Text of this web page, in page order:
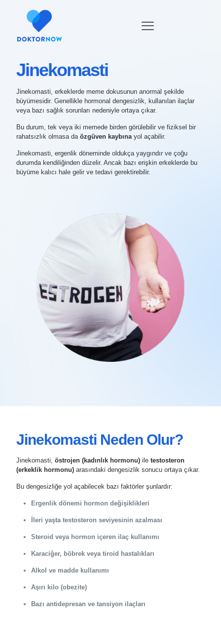
Jinekomasti
Jinekomasti, erkeklerde meme dokusunun anormal şekilde
büyümesidir. Genellikle hormonal dengesizlik, kullanılan ilaçlar
veya bazı sağlık sorunları nedeniyle ortaya çıkar.
Bu durum, tek veya iki memede birden görülebilir ve fiziksel bir
rahatsızlık olmasa da özgüven kaybınayol açabilir.
Jinekomasti, ergenlik döneminde oldukça yaygındır ve çoğu
durumda kendiliğinden düzelir. Ancak bazı erişkin erkeklerde bu
büyüme kalıcı hale gelir ve tedavi gerektirebilir.
Jinekomasti Neden Olur?
Jinekomasti, östrojen (kadınlık hormonu) ile testosteron
(erkeklik hormonu) arasındaki dengesizlik sonucu ortaya çıkar.
Bu dengesizliğe yol açabilecek bazı faktörler şunlardır:
Ergenlik dönemi hormon değişiklikleri
İleri yaşta testosteron seviyesinin azalması
Steroid veya hormon içeren ilaç kullanımı
Karaciğer, böbrek veya tiroid hastalıkları
Alkol ve madde kullanımı
Aşırı kilo (obezite)
Bazı antidepresan ve tansiyon ilaçları